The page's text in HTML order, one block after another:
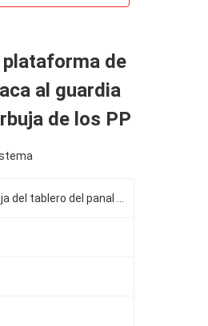
plataforma de
al guardia
de los PP